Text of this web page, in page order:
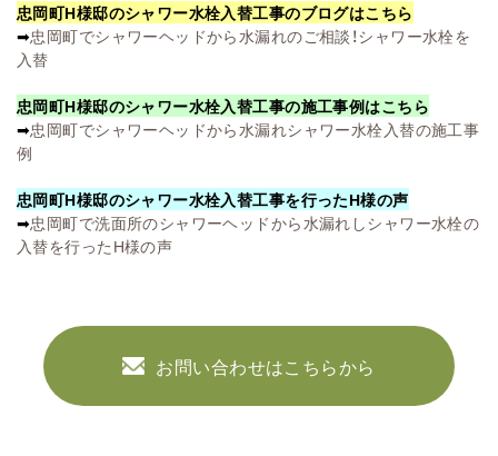
忠岡町H様邸のシャワー水栓入替工事のブログはこちら
➡忠岡町でシャワーヘッドから水漏れのご相談！シャワー水栓を
入替
忠岡町H様邸のシャワー水栓入替工事の施工事例はこちら
➡忠岡町でシャワーヘッドから水漏れシャワー水栓入替の施工事
例
忠岡町H様邸のシャワー水栓入替工事を行ったH様の声
➡忠岡町で洗面所のシャワーヘッドから水漏れしシャワー水栓の
入替を行ったH様の声
お問い合わせはこちらから